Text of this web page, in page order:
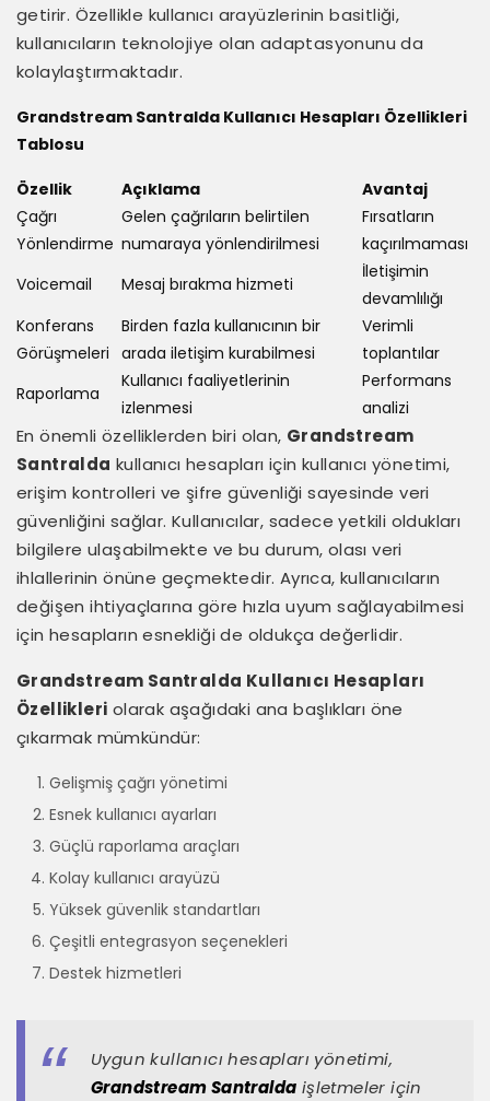
getirir. Özellikle kullanıcı arayüzlerinin basitliği,
kullanıcıların teknolojiye olan adaptasyonunu da
kolaylaştırmaktadır.
Grandstream Santralda Kullanıcı Hesapları Özellikleri
Tablosu
Özellik Açıklama
Avantaj
Çağrı
Yönlendirme
Gelen çağrıların belirtilen
numaraya yönlendirilmesi
Fırsatların
kaçırılmaması
Voicemail
Mesaj bırakma hizmeti
İletişimin
devamlılığı
Konferans
Görüşmeleri
Birden fazla kullanıcının bir
arada iletişim kurabilmesi
Verimli
toplantılar
Raporlama
Kullanıcı faaliyetlerinin
izlenmesi
Performans
analizi
En önemli özelliklerden biri olan, Grandstream
Santralda kullanıcı hesapları için kullanıcı yönetimi,
erişim kontrolleri ve şifre güvenliği sayesinde veri
güvenliğini sağlar. Kullanıcılar, sadece yetkili oldukları
bilgilere ulaşabilmekte ve bu durum, olası veri
ihlallerinin önüne geçmektedir. Ayrıca, kullanıcıların
değişen ihtiyaçlarına göre hızla uyum sağlayabilmesi
için hesapların esnekliği de oldukça değerlidir.
Grandstream Santralda Kullanıcı Hesapları
Özellikleri olarak aşağıdaki ana başlıkları öne
çıkarmak mümkündür:
Gelişmiş çağrı yönetimi
Esnek kullanıcı ayarları
Güçlü raporlama araçları
Kolay kullanıcı arayüzü
Yüksek güvenlik standartları
Çeşitli entegrasyon seçenekleri
Destek hizmetleri
Uygun kullanıcı hesapları yönetimi,
Grandstream Santralda işletmeler için